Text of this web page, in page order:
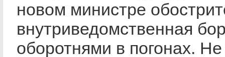
новом министре
внутриведомственная
оборотнями в погонах. Не